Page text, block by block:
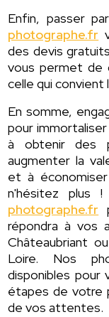
Enfin, passer
photographe.fr
des devis
vous permet de
celle qui
En somme,
pour
à obtenir des
augmenter la
et à
n'hésitez plus !
photographe.fr
répondra à vos
Châteaubriant
Loire. Nos
disponibles pour
étapes de votre
de vos attentes.